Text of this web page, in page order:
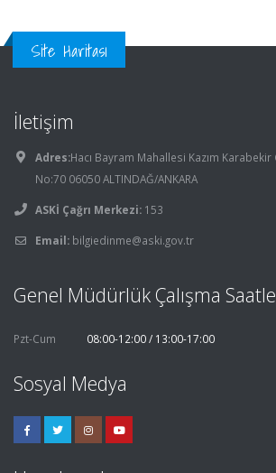
Site Haritası
İletişim
Adres:Hacı Bayram Mahallesi Kazım
No:70 06050 ALTINDAĞ/ANKARA
ASKİ Çağrı Merkezi: 153
Email: bilgiedinme@aski.gov.tr
Genel Müdürlük Çalışma
Pzt-Cum 08:00-12:00 / 13:00-17:00
Sosyal Medya